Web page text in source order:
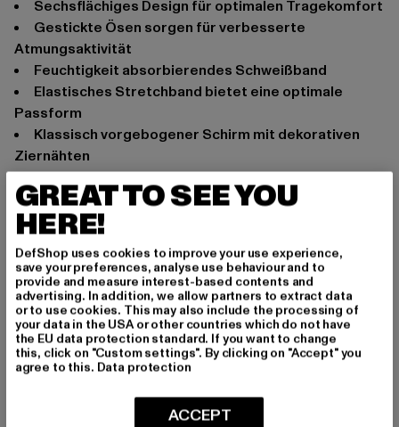
sechsflächiges Design für optimalen Tragekomfort
gestickte Ösen sorgen für verbesserte
Atmungsaktivität
Feuchtigkeit absorbierendes Schweißband
elastisches Stretchband bietet eine optimale
Passform
klassisch vorgebogener Schirm mit dekorativen
Ziernähten
Anlass: Alltag, Freizeit
Marke: Flexfit
Kat.: Flexfitted Caps
Farbe: grau
Hersteller Farbe: ivory
Materialzusammensetzung: 63% Polyester, 34%
Baumwolle, 3% Elasthan
Art.Nr: 6277GM-00817
Hersteller: TB International GmbH |
Dr.-Robert-Murjahn-Straße 7 | 64372 Ober-Ramstadt |
GREAT TO SEE YOU
HERE!
DefShop uses cookies to improve your use experience,
save your preferences, analyse use behaviour and to
provide and measure interest-based contents and
advertising. In addition, we allow partners to extract data
or to use cookies. This may also include the processing of
your data in the USA or other countries which do not have
the EU data protection standard. If you want to change
this, click on "Custom settings". By clicking on "Accept" you
agree to this. Data protection
ACCEPT